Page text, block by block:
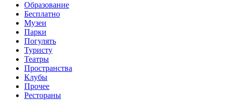
Образование
Бесплатно
Музеи
Парки
Погулять
Туристу
Театры
Пространства
Клубы
Прочее
Рестораны